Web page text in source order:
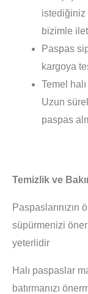
istediğiniz
bizimle
Paspas
kargoya
Temel
Uzun
paspas
Temizlik ve
süpürmenizi
yeterlidir
Halı paspaslar
batırmanızı